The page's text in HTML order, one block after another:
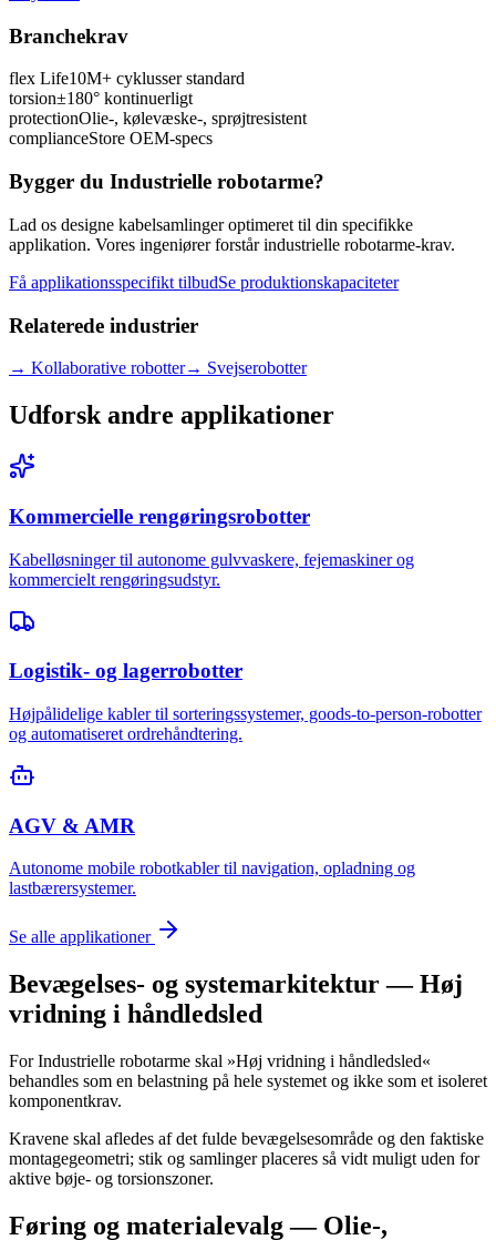
Branchekrav
flex Life10M+ cyklusser standard
torsion±180° kontinuerligt
protectionOlie-, kølevæske-, sprøjtresistent
complianceStore OEM-specs
Bygger du Industrielle robotarme?
Lad os designe kabelsamlinger optimeret til din specifikke
applikation. Vores ingeniører forstår industrielle robotarme-krav.
Få applikationsspecifikt tilbudSe produktionskapaciteter
Relaterede industrier
→ Kollaborative robotter→ Svejserobotter
Udforsk andre applikationer
Kommercielle rengøringsrobotter
Kabelløsninger til autonome gulvvaskere, fejemaskiner og
kommercielt rengøringsudstyr.
Logistik- og lagerrobotter
Højpålidelige kabler til sorteringssystemer, goods-to-person-robotter
og automatiseret ordrehåndtering.
AGV & AMR
Autonome mobile robotkabler til navigation, opladning og
lastbærersystemer.
Se alle applikationer
Bevægelses- og systemarkitektur — Høj
vridning i håndledsled
For Industrielle robotarme skal »Høj vridning i håndledsled«
behandles som en belastning på hele systemet og ikke som et isoleret
komponentkrav.
Kravene skal afledes af det fulde bevægelsesområde og den faktiske
montagegeometri; stik og samlinger placeres så vidt muligt uden for
aktive bøje- og torsionszoner.
Føring og materialevalg — Olie-,